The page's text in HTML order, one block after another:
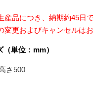
品につき、納期約45日で
変更およびキャンセルは
（単位：mm）
さ500